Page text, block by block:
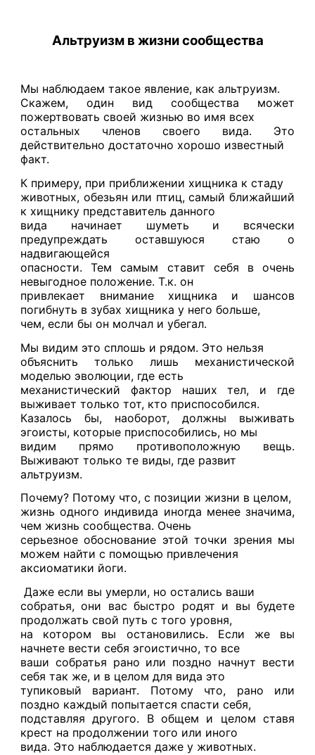
Альтруизм в жизни сообщества
Мы наблюдаем такое явление, как альтруизм.
Скажем, один вид сообщества может
пожертвовать своей жизнью во имя всех
остальных членов своего вида. Это
действительно достаточно хорошо известный
факт.
К примеру, при приближении хищника к стаду
животных, обезьян или птиц, самый ближайший
к хищнику представитель данного
вида начинает шуметь и всячески
предупреждать оставшуюся стаю о
надвигающейся
опасности. Тем самым ставит себя в очень
невыгодное положение. Т.к. он
привлекает внимание хищника и шансов
погибнуть в зубах хищника у него больше,
чем, если бы он молчал и убегал.
Мы видим это сплошь и рядом. Это нельзя
объяснить только лишь механистической
моделью эволюции, где есть
механистический фактор наших тел, и где
выживает только тот, кто приспособился.
Казалось бы, наоборот, должны выживать
эгоисты, которые приспособились, но мы
видим прямо противоположную вещь.
Выживают только те виды, где развит
альтруизм.
Почему? Потому что, с позиции жизни в целом,
жизнь одного индивида иногда менее значима,
чем жизнь сообщества. Очень
серьезное обоснование этой точки зрения мы
можем найти с помощью привлечения
аксиоматики йоги.
Даже если вы умерли, но остались ваши
собратья, они вас быстро родят и вы будете
продолжать свой путь с того уровня,
на котором вы остановились. Если же вы
начнете вести себя эгоистично, то все
ваши собратья рано или поздно начнут вести
себя так же, и в целом для вида это
тупиковый вариант. Потому что, рано или
поздно каждый попытается спасти себя,
подставляя другого. В общем и целом ставя
крест на продолжении того или иного
вида. Это наблюдается даже у животных.